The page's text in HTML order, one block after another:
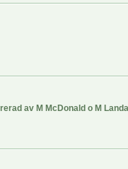
av M McDonald o M